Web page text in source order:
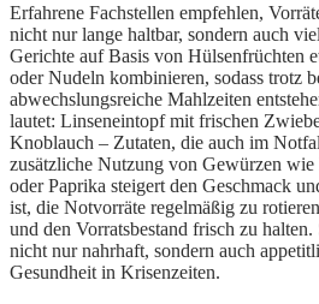
Erfahrene Fachstellen empfehlen,
nicht nur lange haltbar, sondern auch
Gerichte auf Basis von Hülsenfrüchten
oder Nudeln kombinieren, sodass trotz
abwechslungsreiche Mahlzeiten
lautet: Linseneintopf mit frischen
Knoblauch – Zutaten, die auch im
zusätzliche Nutzung von Gewürzen
oder Paprika steigert den Geschmack
ist, die Notvorräte regelmäßig zu
und den Vorratsbestand frisch zu
nicht nur nahrhaft, sondern auch
Gesundheit in Krisenzeiten.